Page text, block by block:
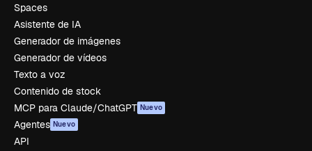
Spaces
Asistente de IA
Generador de imágenes
Generador de vídeos
Texto a voz
Contenido de stock
MCP para Claude/ChatGPT Nuevo
Agentes Nuevo
API